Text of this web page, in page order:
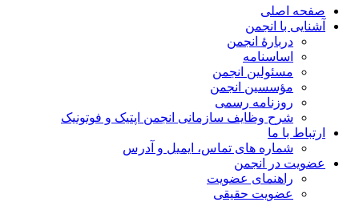
صفحه اصلی
آشنایی با انجمن
دربارۀ انجمن
اساسنامه
مسئولین انجمن
مؤسسین انجمن
روزنامه رسمی
شرح وظایف سازمانی انجمن اپتیک و فوتونیک
ارتباط با ما
شماره های تماس، ایمیل و آدرس
عضویت در انجمن
راهنمای عضویت
عضویت حقیقی